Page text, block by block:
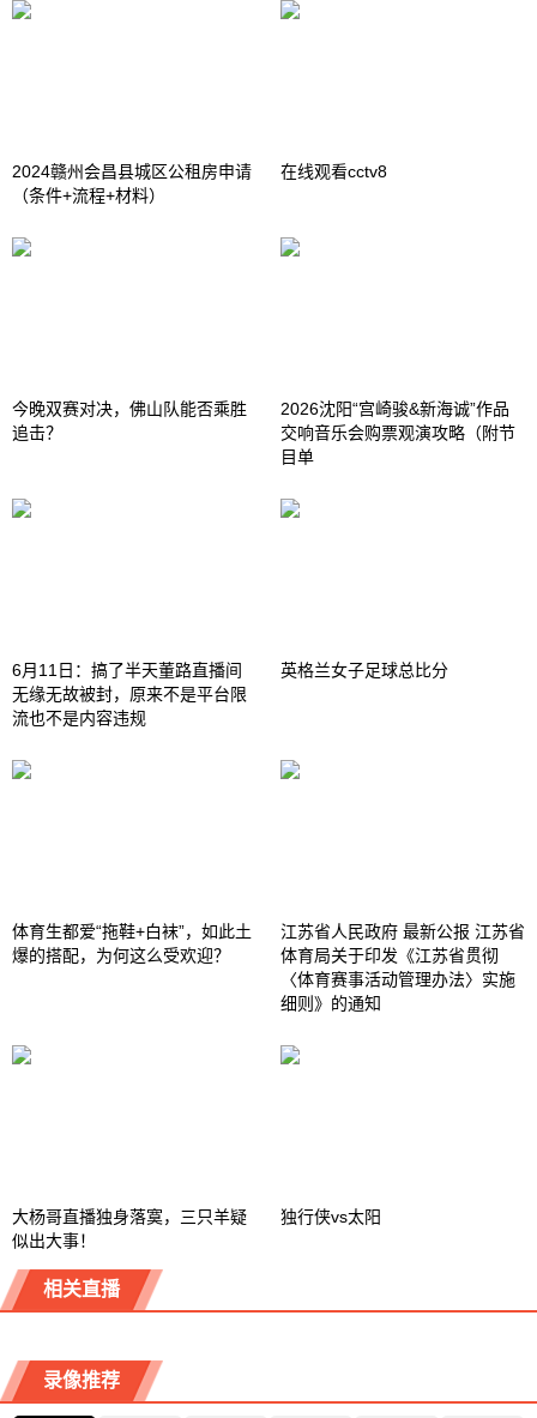
2024赣州会昌县城区公租房申请
（条件+流程+材料）
在线观看cctv8
今晚双赛对决，佛山队能否乘胜
追击？
2026沈阳“宫崎骏&新海诚”作品
交响音乐会购票观演攻略（附节
目单
6月11日：搞了半天董路直播间
无缘无故被封，原来不是平台限
流也不是内容违规
英格兰女子足球总比分
体育生都爱“拖鞋+白袜”，如此土
爆的搭配，为何这么受欢迎？
江苏省人民政府 最新公报 江苏省
体育局关于印发《江苏省贯彻
〈体育赛事活动管理办法〉实施
细则》的通知
大杨哥直播独身落寞，三只羊疑
似出大事！
独行侠vs太阳
相关直播
录像推荐